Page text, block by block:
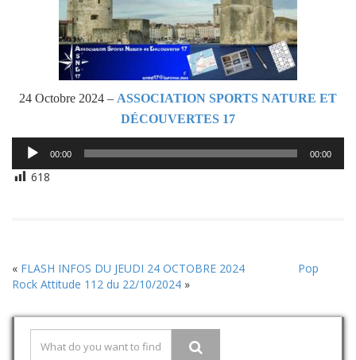
24 Octobre 2024 – ASSOCIATION SPORTS NATURE ET
DÉCOUVERTES 17
Lecteur
audio
00:00 00:00
618
« FLASH INFOS DU JEUDI 24 OCTOBRE 2024
Pop
Rock Attitude 112 du 22/10/2024 »